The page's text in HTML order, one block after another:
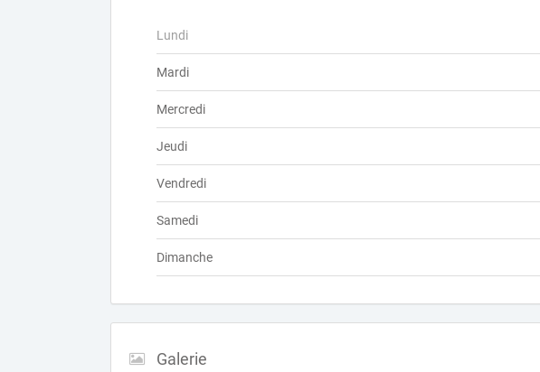
Lundi
Mardi
Mercredi
Jeudi
Vendredi
Samedi
Dimanche
Galerie